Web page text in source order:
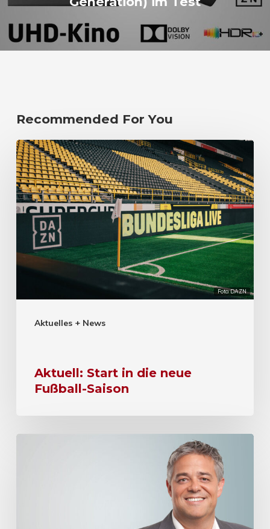
Recommended For You
Foto: DAZN
Aktuelles + News
Aktuell: Start in die neue
Fußball-Saison